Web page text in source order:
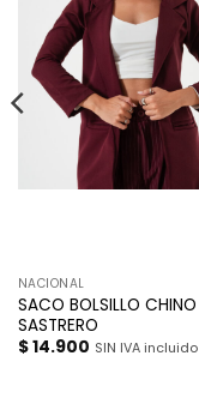
NACIONAL
SACO BOLSILLO CHINO
SASTRERO
$14.900 SIN IVA incluido